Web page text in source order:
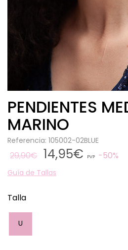
PENDIENTES
MARINO
Referencia: 105002-02BLUE
29,90€ 14,95€ PVP 50%
Guía de Tallas
Talla
U